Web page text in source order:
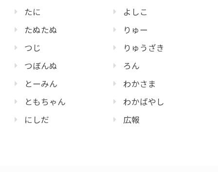
たに
たぬたぬ
つじ
つぼんぬ
とーみん
ともちゃん
にしだ
よしこ
りゅー
りゅうざき
ろん
わかさま
わかばやし
広報